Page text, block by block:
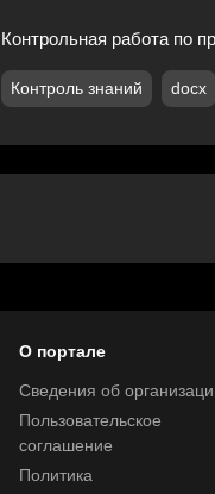
Контрольная работа по
Контроль знаний docx
О портале
Сведения об
Пользовательское
соглашение
Политика